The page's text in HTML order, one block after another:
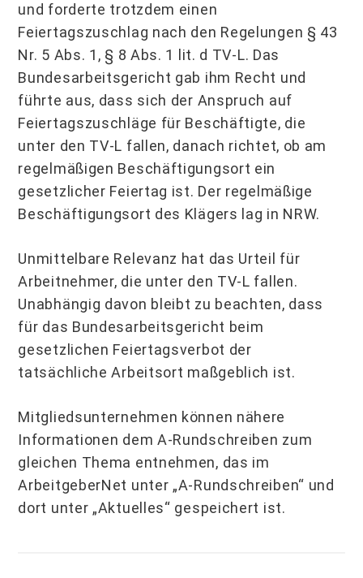
und forderte trotzdem einen
Feiertagszuschlag nach den Regelungen § 43
Nr. 5 Abs. 1, § 8 Abs. 1 lit. d TV-L. Das
Bundesarbeitsgericht gab ihm Recht und
führte aus, dass sich der Anspruch auf
Feiertagszuschläge für Beschäftigte, die
unter den TV-L fallen, danach richtet, ob am
regelmäßigen Beschäftigungsort ein
gesetzlicher Feiertag ist. Der regelmäßige
Beschäftigungsort des Klägers lag in NRW.
Unmittelbare Relevanz hat das Urteil für
Arbeitnehmer, die unter den TV-L fallen.
Unabhängig davon bleibt zu beachten, dass
für das Bundesarbeitsgericht beim
gesetzlichen Feiertagsverbot der
tatsächliche Arbeitsort maßgeblich ist.
Mitgliedsunternehmen können nähere
Informationen dem A-Rundschreiben zum
gleichen Thema entnehmen, das im
ArbeitgeberNet unter „A-Rundschreiben“ und
dort unter „Aktuelles“ gespeichert ist.